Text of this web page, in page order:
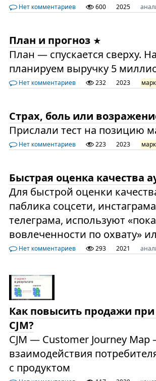
Нет комментариев 600 2025
План и прогноз
План — спускается сверху.
планируем выручку 5
Нет комментариев 232 2023
Cтрах, боль или
Прислали тест на позицию
Нет комментариев 223 2023
Быстрая оценка качества
Для быстрой оценки
паблика соцсети,
телеграма, используют
вовлеченности по охвату»
Нет комментариев 293 2021
Как повысить продажи
CJM?
CJM — Customer Journey Map
взаимодействия
с продуктом